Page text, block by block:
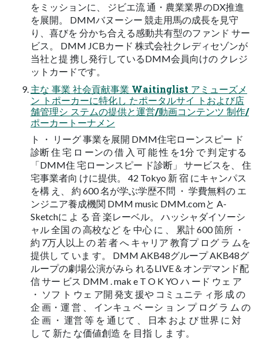
をミッションに、 ジビエ流 通・農業業界のDX推進
を展開。 DMMバヌーシー 競走用馬の成長を見守
り、喜びを 分かち合える感動共有型のファンド サー
ビス。 DMM JCBカード 株式会社クレディセゾンが
当社と提 携し発行しているDMM会員向けの クレジ
ットカードです。
主な 事業 社会貢献事業 Waitinglist アミューズメ
ン トポーカーに特化し たポータルサイ トおよび店
舗管理シ ステムの提供と運営/動画コンテンツ 制作/
ポーカートーナメン
ト ・ リーグ 事業を展開 DMM住宅ローンスピー ド
診断 住 宅 ロ ーンの 借 入 可 能 性 を1分 で 判 定する
「DMM住 宅ローンスピー ド診断」 サービスを、 住
宅事業者向 けに提供。 42 Tokyo 新 宿 にキャンパス
を構 え、 約 600 名が学ぶ学歴不問 ・ 学費無料の エ
ンジニア養成機関 DMM music DMM.comと A-
Sketchに よ る 音 楽レーベル。 ハッシャダイソーシ
ャル 全国 の 高校など を 中心 に 、 累計 600 箇所 ・
約 7万人以上 の 若 者 へ キャリア 教育プ ログ ラ ムを
提供し て いま す。 DMM AKB48グループ AKB48グ
ループの劇場公演がみら れるLIVE＆オンデマンド配
信 サー ビス DMM . mak e T O K YO ハ ード ウェ ア
・ ソフ ト ウェ ア開 発支 援や コミュニテ ィ形 成 の
企 画・運 営 、 インキュ ベ ーシ ョ ン プ ログ ラ ム の
企 画 ・ 運営 等 を 通じて 、 日本 およ び 世界 に 対
し て 新た な価値創造 を 目指 し ま す。